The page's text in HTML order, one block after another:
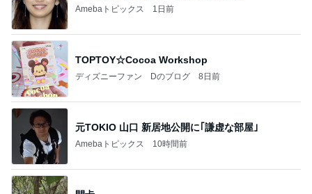
Amebaトピックス 1日前
TOPTOY☆Cocoa Workshop
ディズニーファン Dのブログ 8日前
元TOKIO 山口 新居地公開に｢謙虚な部屋｣
Amebaトピックス 10時間前